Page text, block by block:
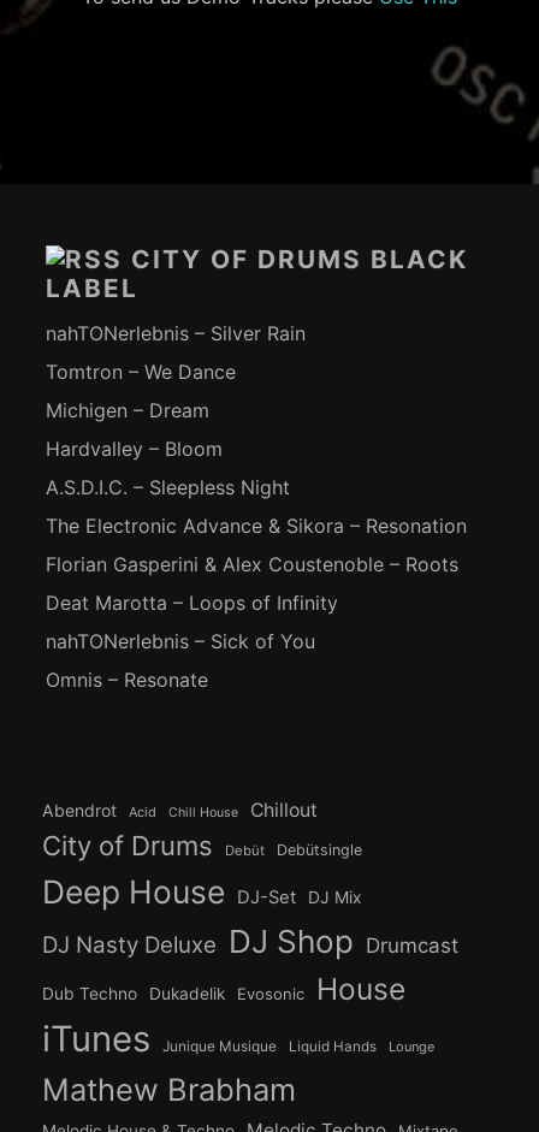
CITY OF DRUMS BLACK
LABEL
nahTONerlebnis – Silver Rain
Tomtron – We Dance
Michigen – Dream
Hardvalley – Bloom
A.S.D.I.C. – Sleepless Night
The Electronic Advance & Sikora – Resonation
Florian Gasperini & Alex Coustenoble – Roots
Deat Marotta – Loops of Infinity
nahTONerlebnis – Sick of You
Omnis – Resonate
Abendrot Acid Chill House Chillout
City of Drums Debüt Debütsingle
Deep House DJ-Set DJ Mix
DJ Nasty Deluxe DJ Shop Drumcast
Dub Techno Dukadelik Evosonic House
iTunes Junique Musique Liquid Hands Lounge
Mathew Brabham